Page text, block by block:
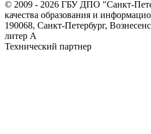
© 2009 - 2026 ГБУ ДПО "Санкт-
качества образования и
190068, Санкт-Петербург,
литер А
Технический партнер